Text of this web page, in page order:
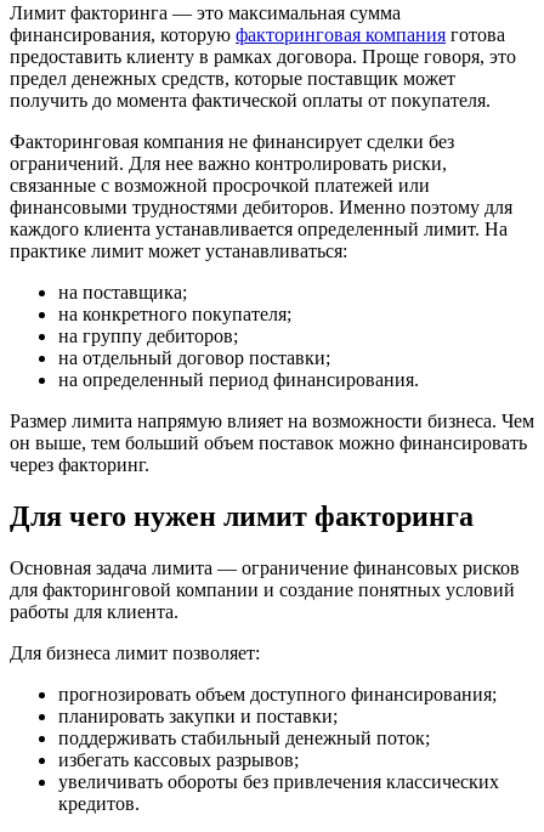
Лимит факторинга — это максимальная сумма
финансирования, которую факторинговая компания готова
предоставить клиенту в рамках договора. Проще говоря, это
предел денежных средств, которые поставщик может
получить до момента фактической оплаты от покупателя.
Факторинговая компания не финансирует сделки без
ограничений. Для нее важно контролировать риски,
связанные с возможной просрочкой платежей или
финансовыми трудностями дебиторов. Именно поэтому для
каждого клиента устанавливается определенный лимит. На
практике лимит может устанавливаться:
на поставщика;
на конкретного покупателя;
на группу дебиторов;
на отдельный договор поставки;
на определенный период финансирования.
Размер лимита напрямую влияет на возможности бизнеса. Чем
он выше, тем больший объем поставок можно финансировать
через факторинг.
Для чего нужен лимит факторинга
Основная задача лимита — ограничение финансовых рисков
для факторинговой компании и создание понятных условий
работы для клиента.
Для бизнеса лимит позволяет:
прогнозировать объем доступного финансирования;
планировать закупки и поставки;
поддерживать стабильный денежный поток;
избегать кассовых разрывов;
увеличивать обороты без привлечения классических
кредитов.